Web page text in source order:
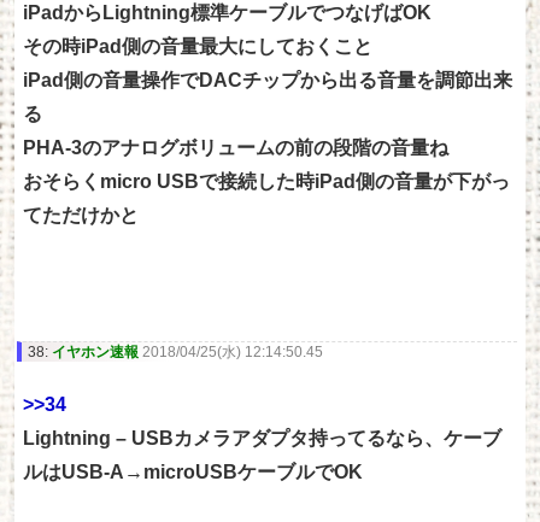
iPadからLightning標準ケーブルでつなげばOK
その時iPad側の音量最大にしておくこと
iPad側の音量操作でDACチップから出る音量を調節出来
る
PHA-3のアナログボリュームの前の段階の音量ね
おそらくmicro USBで接続した時iPad側の音量が下がっ
てただけかと
38: イヤホン速報 2018/04/25(水) 12:14:50.45
>>34
Lightning – USBカメラアダプタ持ってるなら、ケーブ
ルはUSB-A→microUSBケーブルでOK